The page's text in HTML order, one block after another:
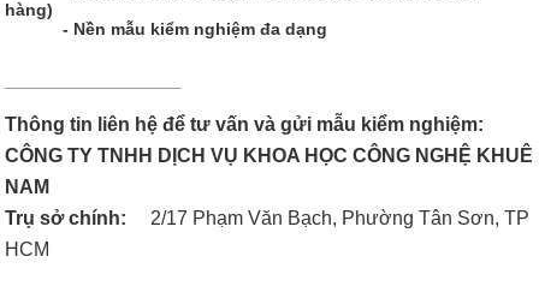
hàng)
- Nền mẫu kiểm nghiệm đa dạng
Thông tin liên hệ để tư vấn và gửi mẫu kiểm nghiệm:
CÔNG TY TNHH DỊCH VỤ KHOA HỌC CÔNG NGHỆ KHUÊ
NAM
Trụ sở chính: 2/17 Phạm Văn Bạch, Phường Tân Sơn, TP
HCM